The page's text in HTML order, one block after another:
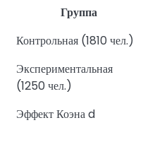
Группа
Контрольная (1810 чел.)
Экспериментальная
(1250 чел.)
Эффект Коэна d